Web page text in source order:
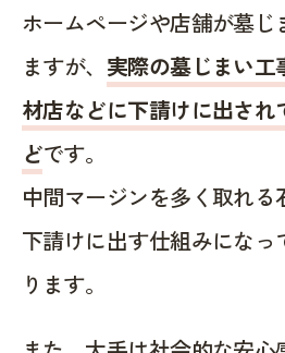
ホームページや店舗が墓
ますが、 実際の墓じまい
材店などに下請けに出さ
どです。
中間マージンを多く取れる
下請けに出す仕組みにな
ります。